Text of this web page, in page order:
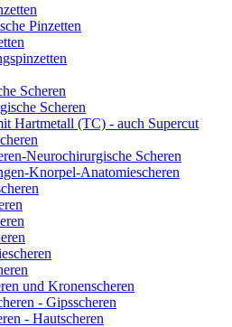
Pinzetten
Scheren
Scheren
Hartmetall (TC) - auch Supercut
Neurochirurgische Scheren
Knorpel-Anatomiescheren
und Kronenscheren
- Gipsscheren
- Hautscheren